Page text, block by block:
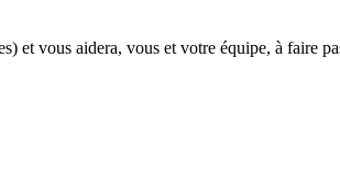
vous aidera, vous et votre équipe, à faire